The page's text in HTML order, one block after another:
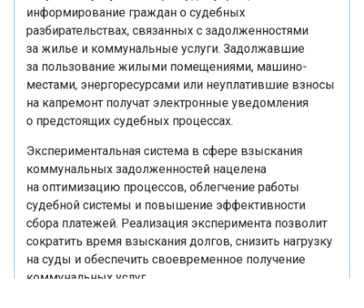
информирование граждан о судебных
разбирательствах, связанных с задолженностями
за жилье и коммунальные услуги. Задолжавшие
за пользование жилыми помещениями, машино-
местами, энергоресурсами или неуплатившие взносы
на капремонт получат электронные уведомления
о предстоящих судебных процессах.
Экспериментальная система в сфере взыскания
коммунальных задолженностей нацелена
на оптимизацию процессов, облегчение работы
судебной системы и повышение эффективности
сбора платежей. Реализация эксперимента позволит
сократить время взыскания долгов, снизить нагрузку
на суды и обеспечить своевременное получение